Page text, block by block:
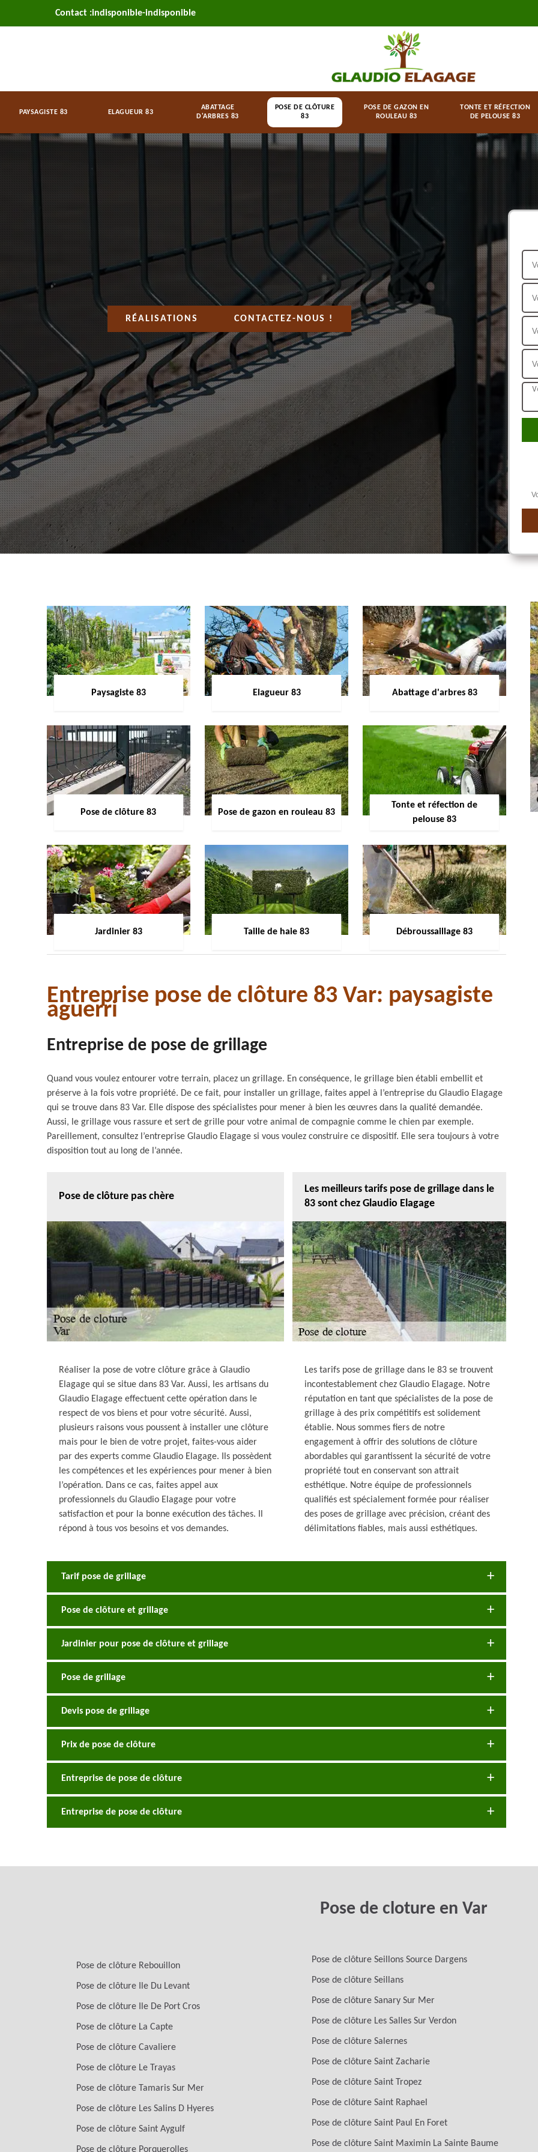
Contact :indisponible-indisponible
PAYSAGISTE 83 ELAGUEUR 83
ABATTAGE
D'ARBRES 83
POSE DE CLÔTURE
83
POSE DE GAZON EN
ROULEAU 83
TONTE ET RÉFECTION
DE PELOUSE 83
RÉALISATIONS CONTACTEZ-NOUS !
Paysagiste 83 Elagueur 83 Abattage d'arbres 83
Pose de clôture 83 Pose de gazon en rouleau 83
Tonte et réfection de
pelouse 83
Jardinier 83 Taille de haie 83 Débroussaillage 83
Entreprise pose de clôture 83 Var: paysagiste
aguerri
Entreprise de pose de grillage
Quand vous voulez entourer votre terrain, placez un grillage. En conséquence, le grillage bien établi embellit et
préserve à la fois votre propriété. De ce fait, pour installer un grillage, faites appel à l’entreprise du Glaudio Elagage
qui se trouve dans 83 Var. Elle dispose des spécialistes pour mener à bien les œuvres dans la qualité demandée.
Aussi, le grillage vous rassure et sert de grille pour votre animal de compagnie comme le chien par exemple.
Pareillement, consultez l’entreprise Glaudio Elagage si vous voulez construire ce dispositif. Elle sera toujours à votre
disposition tout au long de l’année.
Pose de clôture pas chère
Réaliser la pose de votre clôture grâce à Glaudio
Elagage qui se situe dans 83 Var. Aussi, les artisans du
Glaudio Elagage effectuent cette opération dans le
respect de vos biens et pour votre sécurité. Aussi,
plusieurs raisons vous poussent à installer une clôture
mais pour le bien de votre projet, faites-vous aider
par des experts comme Glaudio Elagage. Ils possèdent
les compétences et les expériences pour mener à bien
l’opération. Dans ce cas, faites appel aux
professionnels du Glaudio Elagage pour votre
satisfaction et pour la bonne exécution des tâches. Il
répond à tous vos besoins et vos demandes.
Les meilleurs tarifs pose de grillage dans le
83 sont chez Glaudio Elagage
Les tarifs pose de grillage dans le 83 se trouvent
incontestablement chez Glaudio Elagage. Notre
réputation en tant que spécialistes de la pose de
grillage à des prix compétitifs est solidement
établie. Nous sommes fiers de notre
engagement à offrir des solutions de clôture
abordables qui garantissent la sécurité de votre
propriété tout en conservant son attrait
esthétique. Notre équipe de professionnels
qualifiés est spécialement formée pour réaliser
des poses de grillage avec précision, créant des
délimitations fiables, mais aussi esthétiques.
Tarif pose de grillage
Pose de clôture et grillage
Jardinier pour pose de clôture et grillage
Pose de grillage
Devis pose de grillage
Prix de pose de clôture
Entreprise de pose de clôture
Entreprise de pose de clôture
Pose de cloture en Var
Pose de clôture Rebouillon
Pose de clôture Ile Du Levant
Pose de clôture Ile De Port Cros
Pose de clôture La Capte
Pose de clôture Cavaliere
Pose de clôture Le Trayas
Pose de clôture Tamaris Sur Mer
Pose de clôture Les Salins D Hyeres
Pose de clôture Saint Aygulf
Pose de clôture Porquerolles
Pose de clôture Seillons Source Dargens
Pose de clôture Seillans
Pose de clôture Sanary Sur Mer
Pose de clôture Les Salles Sur Verdon
Pose de clôture Salernes
Pose de clôture Saint Zacharie
Pose de clôture Saint Tropez
Pose de clôture Saint Raphael
Pose de clôture Saint Paul En Foret
Pose de clôture Saint Maximin La Sainte Baume